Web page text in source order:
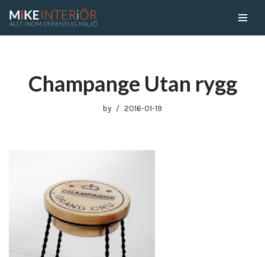
Champange Utan rygg
by 2016-01-19